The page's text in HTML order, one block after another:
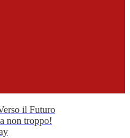
il Futuro
non troppo!